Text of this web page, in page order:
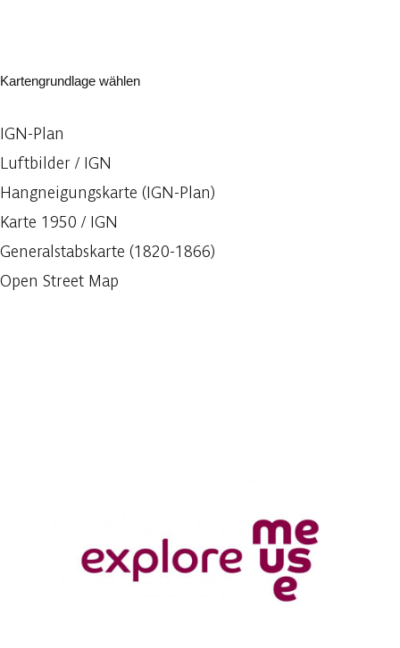
Kartengrundlage wählen
IGN-Plan
Luftbilder / IGN
Hangneigungskarte (IGN-Plan)
Karte 1950 / IGN
Generalstabskarte (1820-1866)
Open Street Map